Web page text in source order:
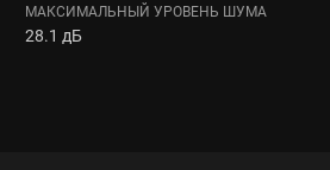
МАКСИМАЛЬНЫЙ УРОВЕНЬ ШУМА
28.1 дБ